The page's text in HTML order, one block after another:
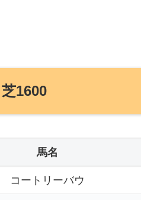
1600
馬名
コートリーバウ